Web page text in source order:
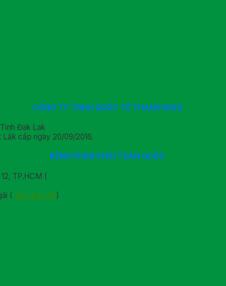
CÔNG TY TNHH QUỐC TẾ THANH NGHỊ
Tỉnh Đak Lak
cấp ngày 20/09/2016.
KÊNH PHÂN PHỐI TOÀN QUỐC
TP.HCM (
( xem bản đồ)